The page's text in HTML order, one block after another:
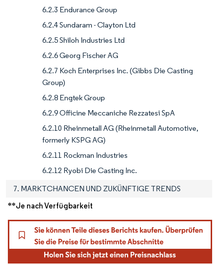
6.2.3 Endurance Group
6.2.4 Sundaram - Clayton Ltd
6.2.5 Shiloh Industries Ltd
6.2.6 Georg Fischer AG
6.2.7 Koch Enterprises Inc. (Gibbs Die Casting
Group)
6.2.8 Engtek Group
6.2.9 Officine Meccaniche Rezzatesi SpA
6.2.10 Rheinmetall AG (Rheinmetall Automotive,
formerly KSPG AG)
6.2.11 Rockman Industries
6.2.12 Ryobi Die Casting Inc.
7. MARKTCHANCEN UND ZUKÜNFTIGE TRENDS
**Je nach Verfügbarkeit